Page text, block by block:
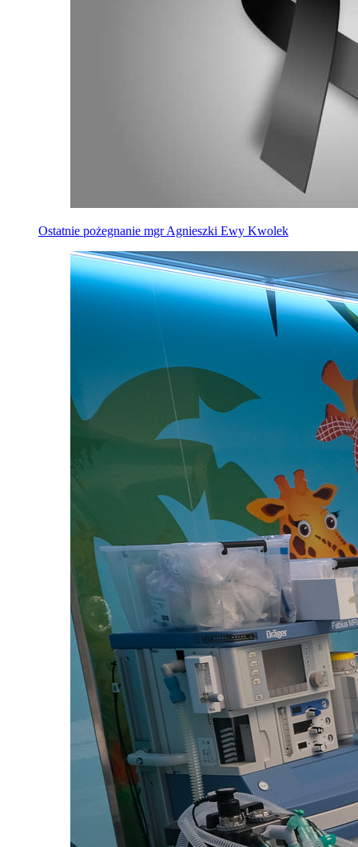
Ostatnie pożegnanie mgr Agnieszki Ewy Kwolek